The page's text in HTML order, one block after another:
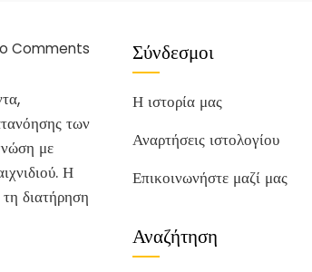
Comments
των
με
Η
τη διατήρηση
Σύνδεσμοι
Η ιστορία μας
Αναρτήσεις ιστολογίου
Επικοινωνήστε μαζί μας
Αναζήτηση